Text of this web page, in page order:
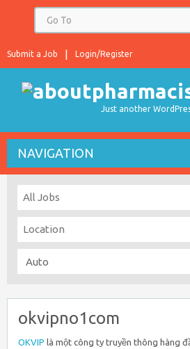
Login/Register
Submit a Job
Just another
NAVIGATION
okvipno1com
OKVIP là một công ty truyền thông hàng